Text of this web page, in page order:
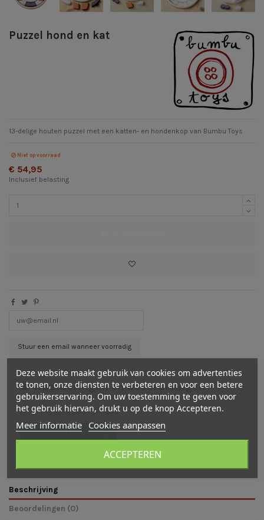
Puzzel hond en kat
13-delige houten puzzel met een katten- en hondenkop van Bumbu Toys
Niet op voorraad
€ 54,95
Inclusief belasting
Waarderingen en beoordelingen
Er zijn nog geen beoordelingen
Schrijf een beoordeling
Beschrijving
Beoordelingen (0)
Deze website maakt gebruik van cookies om advertenties
te tonen, onze diensten te verbeteren en voor een betere
gebruikerservaring. Om uw toestemming te geven voor
het gebruik hiervan, drukt u op de knop Accepteren.
Meer informatie Cookies aanpassen
ACCEPTEREN